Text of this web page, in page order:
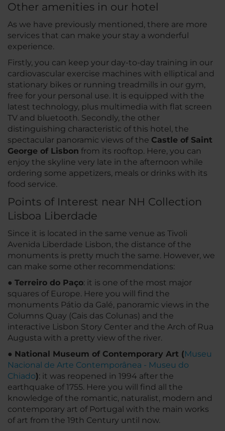
Other amenities in our hotel
As we have previously mentioned, there are more
services that can make your stay a wonderful
experience.
Firstly, you can keep your day-to-day training in our
cardiovascular exercise machines with elliptical and
stationary bikes or running treadmills in our gym,
free for your personal use. It is equipped with the
latest technology, plus multimedia with flat screen
TV and bluetooth. Secondly, the other
distinguishing characteristic of this hotel, the
spectacular panoramic views of the Castle of Saint
George of Lisbon from its rooftop. Here, you can
enjoy the skyline very late in the afternoon while
ordering some appetizers, meals or drinks with its
food service.
Points of Interest near NH Collection
Lisboa Liberdade
Since it is located in the same venue as Tivoli
Avenida Liberdade Lisbon, the distance of the
monuments is pretty much the same. However, we
can make some other recommendations:
● Terreiro do Paço: it is one of the most major
squares of Europe. Here you will find the
monuments Pátio da Galé, panoramic views in the
Columns Quay (Cais das Colunas) and the
interactive Lisbon Story Center and the Arch of Rua
Augusta with a pretty view of the river.
● National Museum of Contemporary Art (Museu
Nacional de Arte Contemporânea - Museu do
Chiado): it was reopened in 1994 after the
earthquake of 1755. Here you will find all the
knowledge of the romantic, naturalist, modern and
contemporary art of Portugal with the main works
of art from the 19th Century until now.